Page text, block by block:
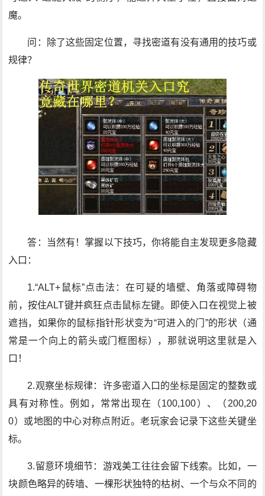
魔。
问：除了这些固定位置，寻找密道有没有通用的技巧或
规律？
答：当然有！掌握以下技巧，你将能自主发现更多隐藏
入口：
1.“ALT+鼠标”点击法：在可疑的墙壁、角落或障碍物
前，按住ALT键并疯狂点击鼠标左键。即使入口在视觉上被
遮挡，如果你的鼠标指针形状变为“可进入的门”的形状（通
常是一个向上的箭头或门框图标），那就说明这里就是入
口！
2.观察坐标规律：许多密道入口的坐标是固定的整数或
具有对称性。例如，常常出现在（100,100）、（200,20
0）或地图的中心对称点附近。老玩家会记录下这些关键坐
标。
3.留意环境细节：游戏美工往往会留下线索。比如，一
块颜色略异的砖墙、一棵形状独特的枯树、一个与众不同的